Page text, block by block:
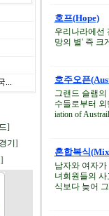
...
]
기 ]
]
호프(Hope)
우리나라에선
망의 별' 즉 크
호주오픈
그랜드 슬램
수들로부터 외
iation of
혼합복식
남자와 여자
녀회원들의
식보다 늦어